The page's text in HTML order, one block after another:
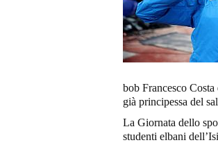
bob Francesco
già principessa del
La Giornata dello
studenti elbani